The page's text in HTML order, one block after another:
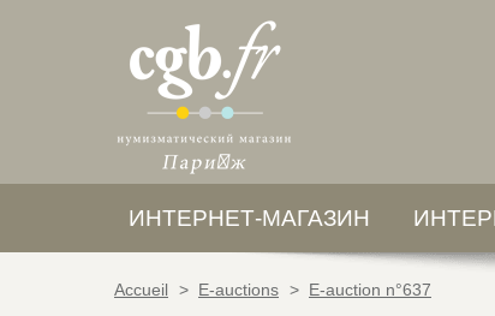
ИНТЕРНЕТ-МАГАЗИН
Accueil > E-auctions > E-auction n°637